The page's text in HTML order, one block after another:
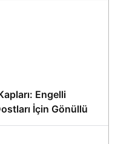
Engelli
İçin Gönüllü